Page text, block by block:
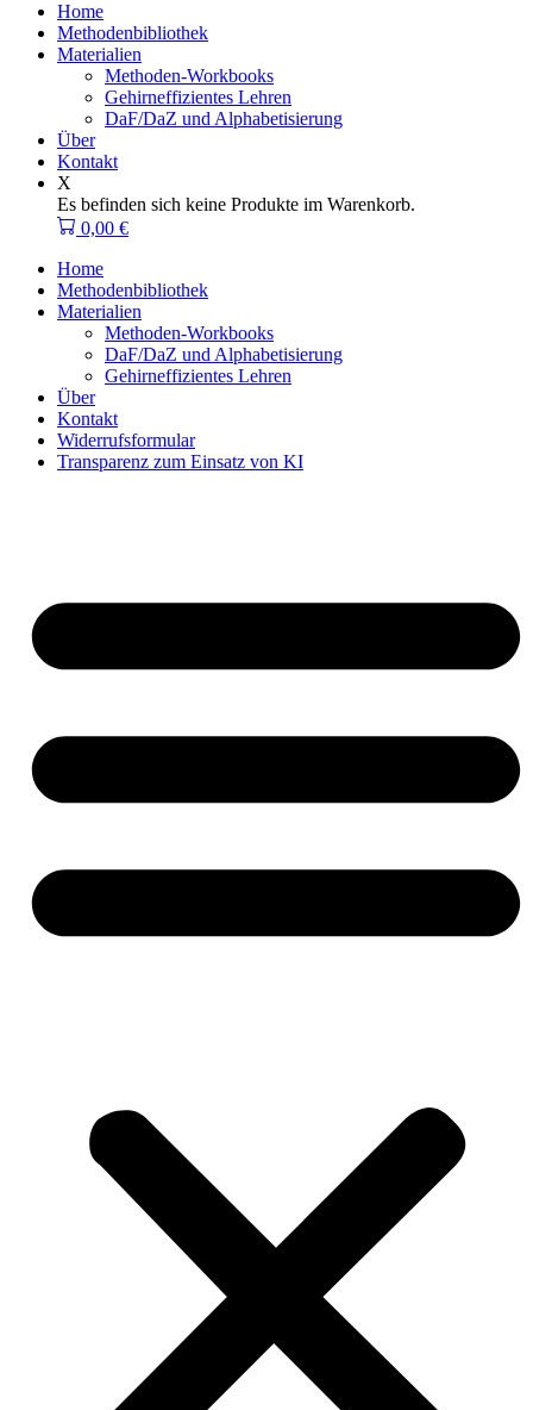
Home
Methodenbibliothek
Materialien
Methoden-Workbooks
Gehirneffizientes Lehren
DaF/DaZ und Alphabetisierung
Über
Kontakt
X
Es befinden sich keine Produkte im Warenkorb.
0,00 €
Home
Methodenbibliothek
Materialien
Methoden-Workbooks
DaF/DaZ und Alphabetisierung
Gehirneffizientes Lehren
Über
Kontakt
Widerrufsformular
Transparenz zum Einsatz von KI